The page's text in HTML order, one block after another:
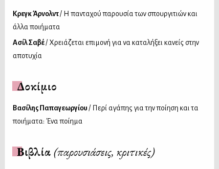
Κρεγκ Άρνολντ/ H πανταχού παρουσία των σπουργιτιών και
άλλα ποιήματα
Ασίλ Σαβέ/ Χρειάζεται επιμονή για να καταλήξει κανείς στην
αποτυχία
Δοκίμιο
Βασίλης Παπαγεωργίου / Περί αγάπης για την ποίηση και τα
ποιήματα: Ένα ποίημα
Βιβλία(παρουσιάσεις, κριτικές)